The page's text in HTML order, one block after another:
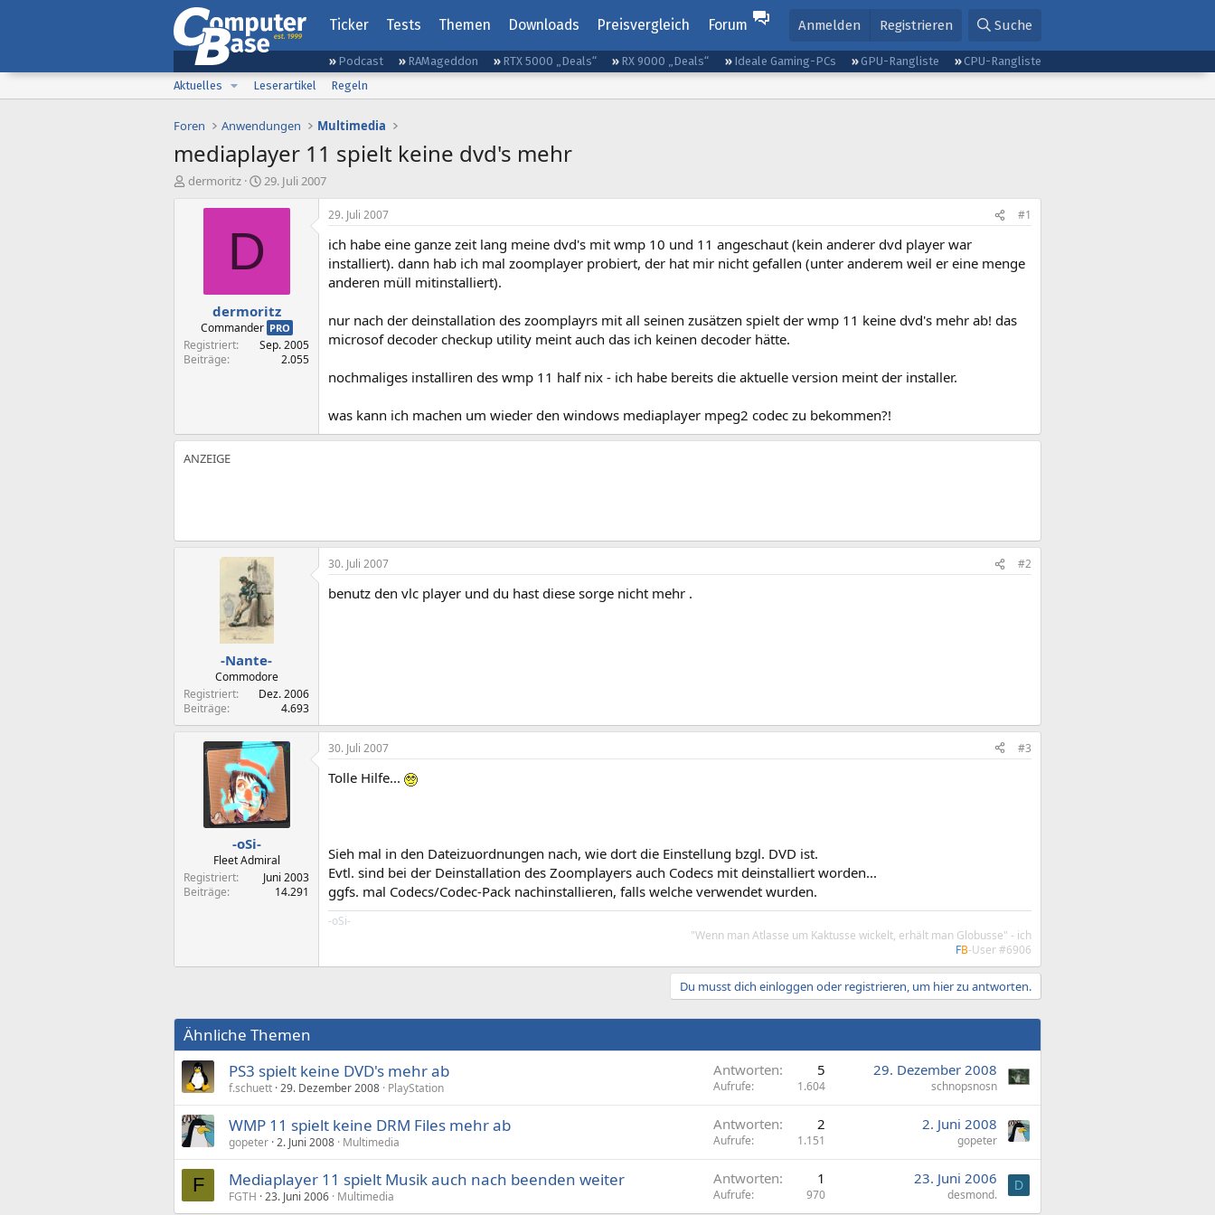
Ticker Tests Themen Downloads Preisvergleich Forum Anmelden Registrieren Suche
Podcast RAMageddon RTX 5000 „Deals“ RX 9000 „Deals“ Ideale Gaming-PCs GPU-Rangliste
CPU-Rangliste
Aktuelles
Leserartikel Regeln
Foren Anwendungen Multimedia
mediaplayer 11 spielt keine dvd's mehr
E
dermoritz
E
s
t
a
m
29. Juli 2007
D
dermoritz
Commander PRO
Registriert
Sep. 2005
Beiträge
2.055
29. Juli 2007 #1
ich habe eine ganze zeit lang meine dvd's mit wmp 10 und 11 angeschaut (kein anderer dvd player war
installiert). dann hab ich mal zoomplayer probiert, der hat mir nicht gefallen (unter anderem weil er eine menge
anderen müll mitinstalliert).
nur nach der deinstallation des zoomplayrs mit all seinen zusätzen spielt der wmp 11 keine dvd's mehr ab! das
microsof decoder checkup utility meint auch das ich keinen decoder hätte.
nochmaliges installiren des wmp 11 half nix - ich habe bereits die aktuelle version meint der installer.
was kann ich machen um wieder den windows mediaplayer mpeg2 codec zu bekommen?!
-Nante-
Commodore
Registriert
Dez. 2006
Beiträge
4.693
30. Juli 2007 #2
benutz den vlc player und du hast diese sorge nicht mehr .
-oSi-
Fleet Admiral
Registriert
Juni 2003
Beiträge
14.291
30. Juli 2007 #3
Tolle Hilfe...
Sieh mal in den Dateizuordnungen nach, wie dort die Einstellung bzgl. DVD ist.
Evtl. sind bei der Deinstallation des Zoomplayers auch Codecs mit deinstalliert worden...
ggfs. mal Codecs/Codec-Pack nachinstallieren, falls welche verwendet wurden.
-oSi-
"Wenn man Atlasse um Kaktusse wickelt, erhält man Globusse" - ich
FB-User #6906
Du musst dich einloggen oder registrieren, um hier zu antworten.
Ähnliche Themen
PS3 spielt keine DVD's mehr ab
f.schuett 29. Dezember 2008 PlayStation
Antworten 5
Aufrufe 1.604
29. Dezember 2008
schnopsnosn
WMP 11 spielt keine DRM Files mehr ab
gopeter 2. Juni 2008 Multimedia
Antworten 2
Aufrufe 1.151
2. Juni 2008
gopeter
F Mediaplayer 11 spielt Musik auch nach beenden weiter
FGTH 23. Juni 2006 Multimedia
Antworten 1
Aufrufe 970
23. Juni 2006
desmond.
D